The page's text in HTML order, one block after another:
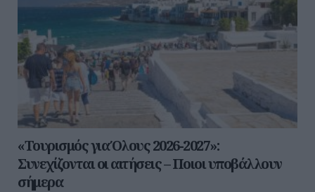
«Τουρισμός για Όλους 2026-2027»:
Συνεχίζονται οι αιτήσεις – Ποιοι υποβάλλουν
σήμερα